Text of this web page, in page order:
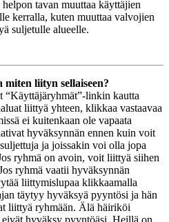
tavan muuttaa käyttäjien
kerralla, kuten muuttaa valvojien
suljetulle alueelle.
liityn sellaiseen?
“Käyttäjäryhmät”-linkin kautta
liittyä yhteen, klikkaa vastaavaa
ei kuitenkaan ole vapaata
hyväksynnän ennen kuin voit
ja joissakin voi olla jopa
ryhmä on avoin, voit liittyä siihen
ryhmä vaatii hyväksynnän
liittymislupaa klikkaamalla
täytyy hyväksyä pyyntösi ja hän
liittyä ryhmään. Älä häiriköi